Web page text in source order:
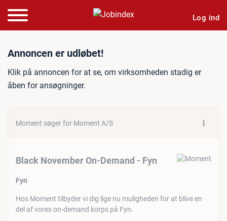
Log ind
Jobannonce: Black
Annoncen er udløbet!
Klik på annoncen for at se, om virksomheden stadig er
åben for ansøgninger.
Moment søger for Moment A/S
Black November On-Demand - Fyn
Fyn
Hos Moment tilbyder vi dig lige nu muligheden for at blive en
del af vores on-demand korps på Fyn.